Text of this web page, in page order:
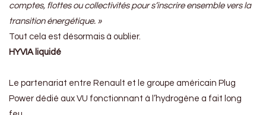
comptes, flottes ou collectivités pour s’inscrire ensemble vers la
transition énergétique. »
Tout cela est désormais à oublier.
HYVIA liquidé
Le partenariat entre Renault et le groupe américain Plug
Power dédié aux VU fonctionnant à l’hydrogène a fait long